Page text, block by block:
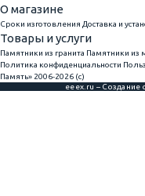
О магазине
Сроки изготовления Доставка и
Товары и услуги
Памятники из гранита Памятники из
Политика конфиденциальности
Память» 2006-2026 (с)
eeex.ru –